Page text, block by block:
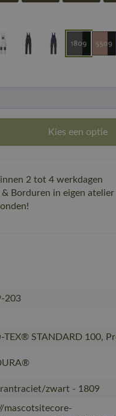
Kies een optie
2 tot 4 werkdagen
& Borduren in eigen atelier
203
TEX® STANDARD 100,
zwart - 1809
mascotsitecore-